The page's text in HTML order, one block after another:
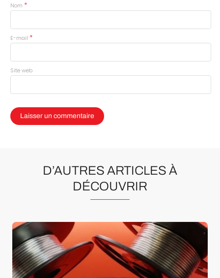
Nom *
E-mail *
Site web
D’AUTRES ARTICLES À
DÉCOUVRIR